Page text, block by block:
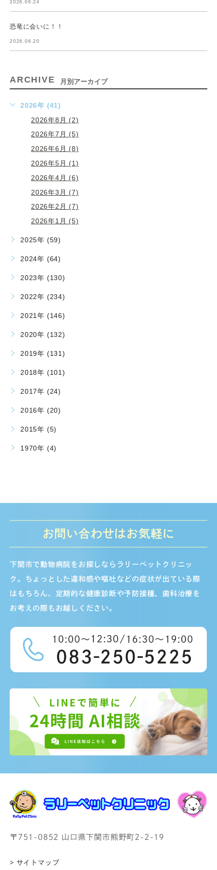
2026.06.24
恐竜に会いに！！
2026.06.20
ARCHIVE 月別アーカイブ
2026年 (41)
2026年8月 (2)
2026年7月 (5)
2026年6月 (8)
2026年5月 (1)
2026年4月 (6)
2026年3月 (7)
2026年2月 (7)
2026年1月 (5)
2025年 (59)
2024年 (64)
2023年 (130)
2022年 (234)
2021年 (146)
2020年 (132)
2019年 (131)
2018年 (101)
2017年 (24)
2016年 (20)
2015年 (5)
1970年 (4)
お問い合わせはお気軽に
下関市で動物病院をお探しならラリーペットクリニッ
ク。ちょっとした違和感や嘔吐などの症状が出ている際
はもちろん、定期的な健康診断や予防接種、歯科治療を
お考えの際もお越しください。
〒751-0852 山口県下関市熊野町2-2-19
> サイトマップ